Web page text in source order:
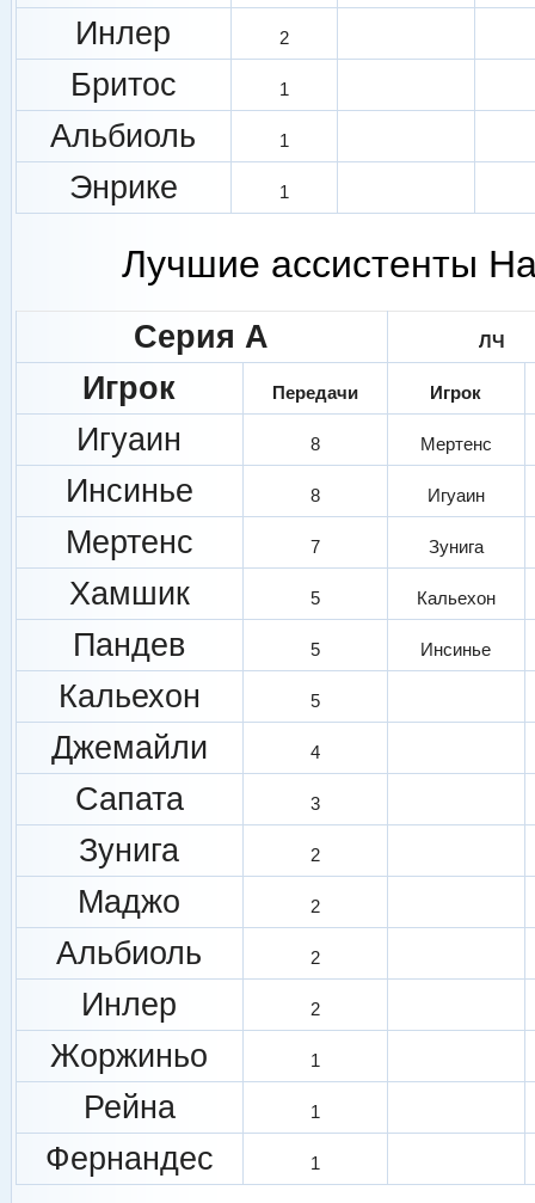
Инлер 2
Бритос 1
Альбиоль 1
Энрике 1
Лучшие ассистенты
Серия А ЛЧ
Игрок Передачи Игрок
Игуаин 8 Мертенс
Инсинье 8 Игуаин
Мертенс 7 Зунига
Хамшик 5 Кальехон
Пандев 5 Инсинье
Кальехон 5
Джемайли 4
Сапата 3
Зунига 2
Маджо 2
Альбиоль 2
Инлер 2
Жоржиньо 1
Рейна 1
Фернандес 1